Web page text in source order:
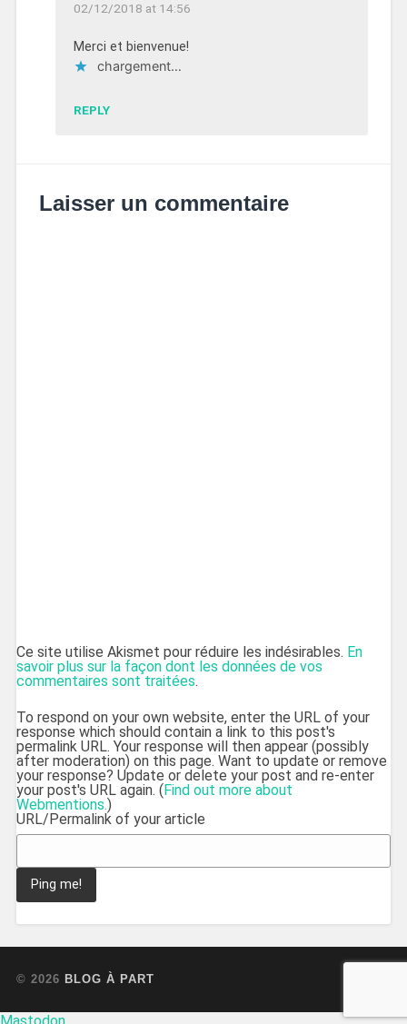
02/12/2018 at 14:56
Merci et bienvenue!
chargement…
REPLY
Laisser un commentaire
Ce site utilise Akismet pour réduire les indésirables. En
savoir plus sur la façon dont les données de vos
commentaires sont traitées.
To respond on your own website, enter the URL of your
response which should contain a link to this post's
permalink URL. Your response will then appear (possibly
after moderation) on this page. Want to update or remove
your response? Update or delete your post and re-enter
your post's URL again. (Find out more about
Webmentions.)
URL/Permalink of your article
© 2026 BLOG À PART